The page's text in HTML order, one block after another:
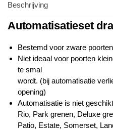
Beschrijving
Automatisatieset
Bestemd voor zware
Niet ideaal voor poorten
te smal
wordt. (bij automatisatie
opening)
Automatisatie is niet
Rio, Park grenen, Deluxe
Patio, Estate, Somerset,